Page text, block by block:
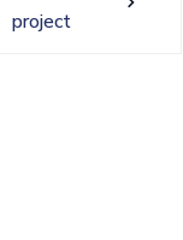
project